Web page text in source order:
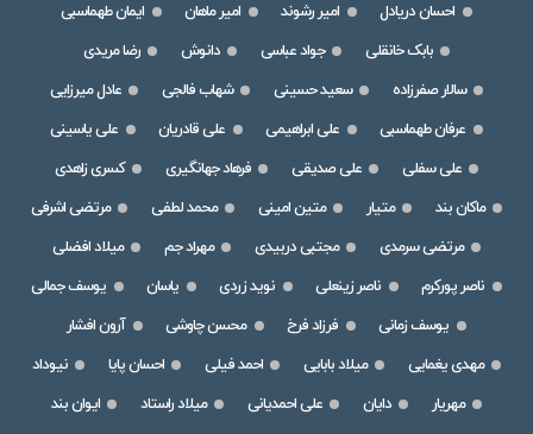
احسان دریادل امیر رشوند امیر ماهان
ایمان طهماسبی
بابک خانقلی
جواد عباسی دانوش
رضا مریدی
سالار صفرزاده
سعید حسینی شهاب فالجی
عادل میرزایی
عرفان طهماسبی
علی ابراهیمی علی قادریان
علی یاسینی
علی سفلی
علی صدیقی فرهاد جهانگیری
کسری زاهدی
ماکان بند
متیار متین امینی محمد لطفی
مرتضی اشرفی
مرتضی سرمدی
مجتبی دربیدی مهراد جم
میلاد افضلی
ناصر پورکرم
ناصر زینعلی نوید زردی یاسان
یوسف جمالی
یوسف زمانی
فرزاد فرخ محسن چاوشی
آرون افشار
مهدی یغمایی
میلاد بابایی احمد فیلی احسان پایا
نیوداد
مهریار
دایان علی احمدیانی میلاد راستاد
ایوان بند